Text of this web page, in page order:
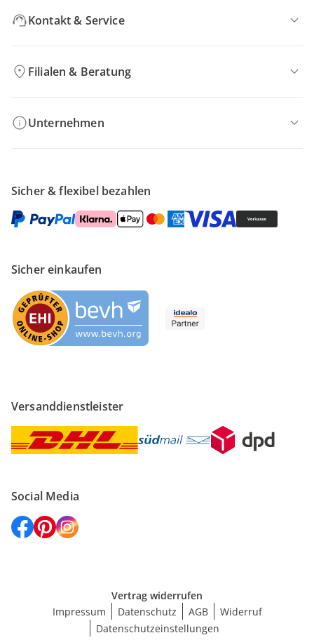
Kontakt & Service
Filialen & Beratung
Unternehmen
Sicher & flexibel bezahlen
Sicher einkaufen
Versanddienstleister
Social Media
Vertrag widerrufen
Impressum
Datenschutz AGB
Widerruf
Datenschutzeinstellungen